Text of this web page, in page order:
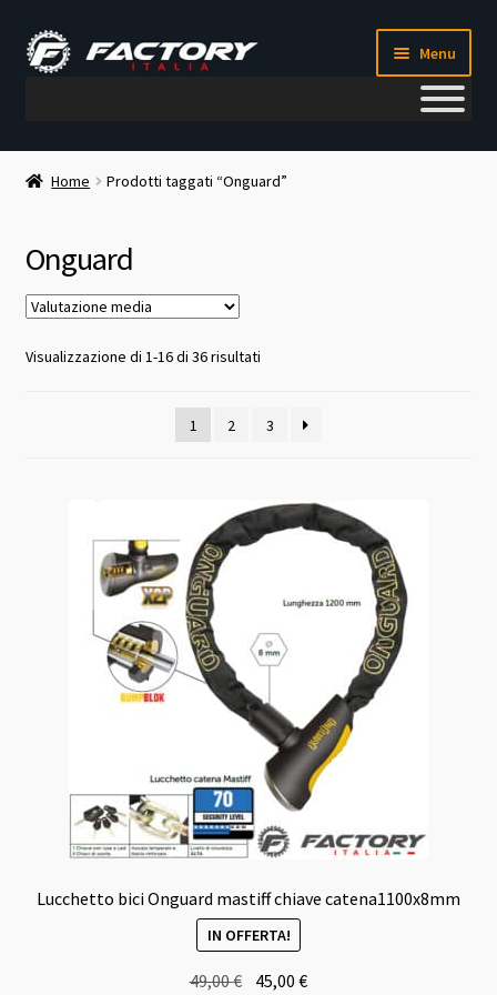
Vai
alla
Vai
al
Menu
Il mio account
Chi siamo
Corso meccanico bici
Home Prodotti taggati “Onguard”
Onguard
Visualizzazione di 1-16 di 36 risultatiValutazione
1 2 3
Lucchetto bici Onguard mastiff chiave catena1100x8mm
IN OFFERTA!
49,00€ 45,00€Il